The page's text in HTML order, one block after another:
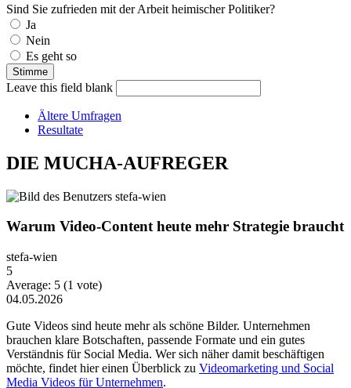
Sind Sie zufrieden mit der Arbeit heimischer Politiker?
Auswahlmöglichkeiten
Ja
Nein
Es geht so
Leave this field blank
Ältere Umfragen
Resultate
DIE MUCHA-AUFREGER
Warum Video-Content heute mehr Strategie braucht
stefa-wien
5
Average: 5 (1 vote)
04.05.2026
Gute Videos sind heute mehr als schöne Bilder. Unternehmen
brauchen klare Botschaften, passende Formate und ein gutes
Verständnis für Social Media. Wer sich näher damit beschäftigen
möchte, findet hier einen Überblick zu Videomarketing und Social
Media Videos für Unternehmen.